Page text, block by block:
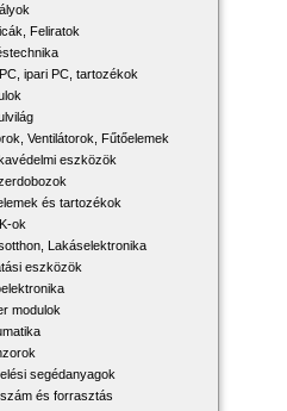
Feliratok
ipari PC, tartozékok
Ventilátorok, Fűtőelemek
eszközök
és tartozékok
ok
Lakáselektronika
eszközök
modulok
segédanyagok
és forrasztás